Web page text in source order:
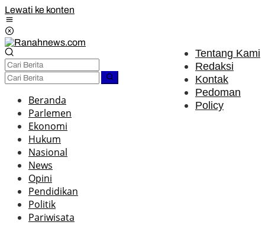
Lewati ke konten
Tentang Kami
Redaksi
Kontak
Pedoman
Policy
Beranda
Parlemen
Ekonomi
Hukum
Nasional
News
Opini
Pendidikan
Politik
Pariwisata